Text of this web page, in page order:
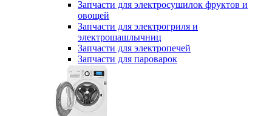
Запчасти для электросушилок фруктов и
овощей
Запчасти для электрогриля и
электрошашлычниц
Запчасти для электропечей
Запчасти для пароварок